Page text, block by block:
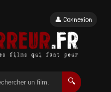
🔍
👤 Connexion